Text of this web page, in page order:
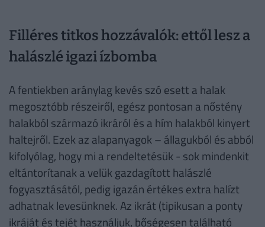
Filléres titkos hozzávalók: ettől lesz a
halászlé igazi ízbomba
A fentiekben aránylag kevés szó esett a halak
megosztóbb részeiről, egész pontosan a nőstény
halakból származó ikráról és a hím halakból kinyert
haltejről. Ezek az alapanyagok – állagukból és abból
kifolyólag, hogy mi a rendeltetésük - sok mindenkit
eltántorítanak a velük gazdagított halászlé
fogyasztásától, pedig igazán értékes extra halízt
adhatnak levesünknek. Az ikrát (tipikusan a ponty
ikráját és tejét használjuk, bőségesen található